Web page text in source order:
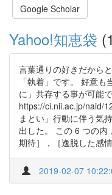
Google Scholar
Yahoo!知恵袋
言葉通りの好きだから
「執着」です。 好意
に」共存する事が可能で
https://ci.nii.ac.jp/naid/
まとい」行動に伴う気
出した。 この 6 つの内
期待］，［逸脱した感
2019-02-07